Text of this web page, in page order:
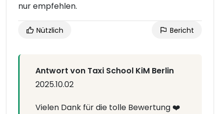
nur empfehlen.
Nützlich Bericht
Antwort von Taxi School KiM Berlin
2025.10.02
Vielen Dank für die tolle Bewertung ❤️